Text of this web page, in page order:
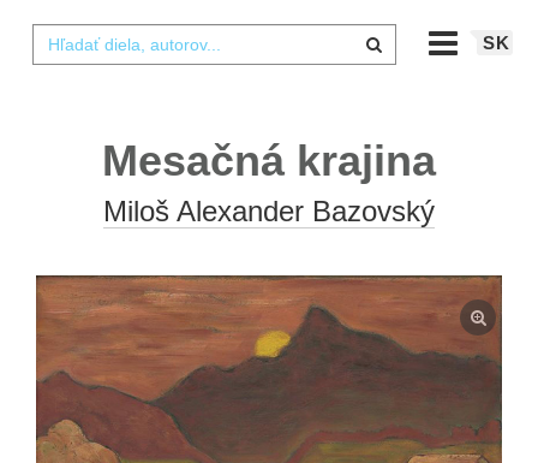
SK
Mesačná krajina
Miloš Alexander Bazovský